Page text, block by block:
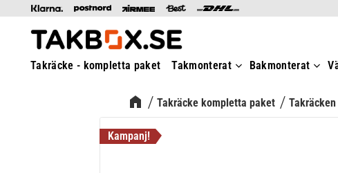
Takräcke - kompletta paket Takmonterat Bakmonterat
Takräcke kompletta paket